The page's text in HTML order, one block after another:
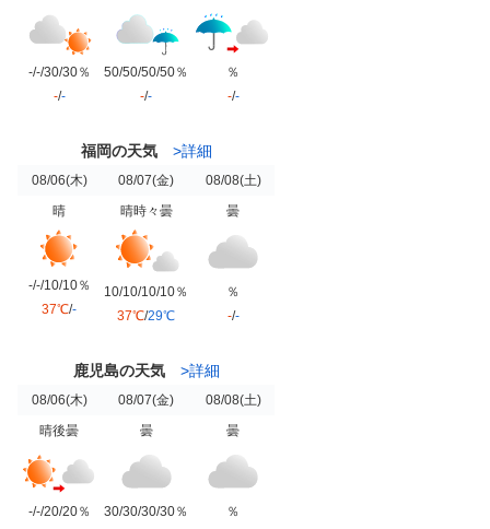
-/-/30/30％
-/-
50/50/50/50％
-/-
％
-/-
福岡の天気 >詳細
08/06(木) 08/07(金) 08/08(土)
晴
-/-/10/10％
37℃/-
晴時々曇
10/10/10/10％
37℃/29℃
曇
％
-/-
鹿児島の天気 >詳細
08/06(木) 08/07(金) 08/08(土)
晴後曇
-/-/20/20％
曇
30/30/30/30％
曇
％